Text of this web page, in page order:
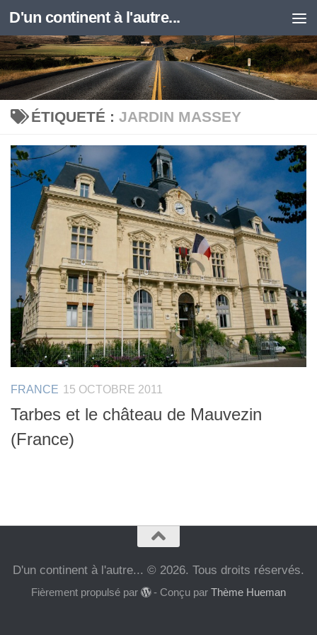
Skip to content
D'un continent à l'autre...
ÉTIQUETÉ : JARDIN MASSEY
FRANCE 15 OCTOBRE 2011
Tarbes et le château de Mauvezin
(France)
D'un continent à l'autre... © 2026. Tous droits réservés.
Fièrement propulsé par - Conçu parThème Hueman